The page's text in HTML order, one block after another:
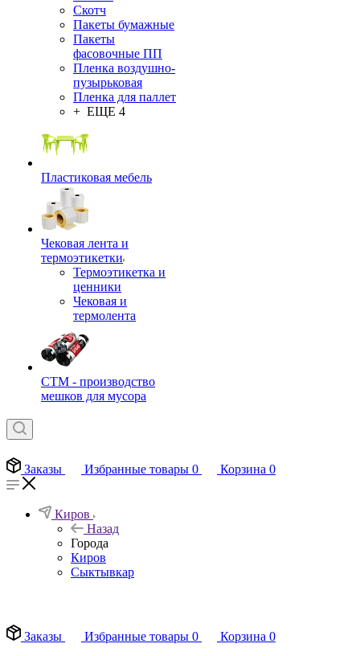
Скотч
Пакеты бумажные
Пакеты
фасовочные ПП
Пленка воздушно-
пузырьковая
Пленка для паллет
+ ЕЩЕ 4
Пластиковая мебель
Чековая лента и
термоэтикетки
Термоэтикетка и
ценники
Чековая и
термолента
СТМ - производство
мешков для мусора
Заказы Избранные товары 0 Корзина 0
Киров
Назад
Города
Киров
Сыктывкар
Заказы
Избранные товары 0 Корзина 0